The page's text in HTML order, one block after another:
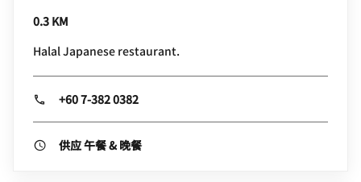
0.3 KM
Halal Japanese restaurant.
+60 7-382 0382
供应 午餐 & 晚餐